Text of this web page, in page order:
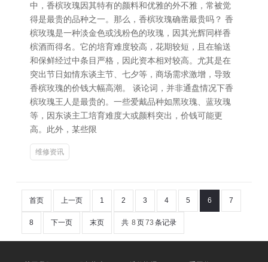
中，香槟玫瑰因其特有的颜料和优雅的外不雅，常被觉
得是最贵的品种之一。那么，香槟玫瑰确凿最贵吗？ 香
槟玫瑰是一种淡金色或浅粉色的玫瑰，因其光辉同样香
槟酒而得名。它的培育难度较高，花期较短，且在输送
和保鲜经过中条目严格，因此资本相对较高。尤其是在
突出节日如情东谈主节、七夕等，商场需求激增，导致
香槟玫瑰的价钱大幅高潮。 谈论词，并非通盘情况下香
槟玫瑰王人是最贵的。一些爱戴品种如黑玫瑰、蓝玫瑰
等，因东谈主工培育难度大或颜料突出，价钱可能更
高。此外，某些限
维修资讯
首页 上一页 1 2 3 4 5 6 7
8 下一页 末页 共 8 页73 条记录